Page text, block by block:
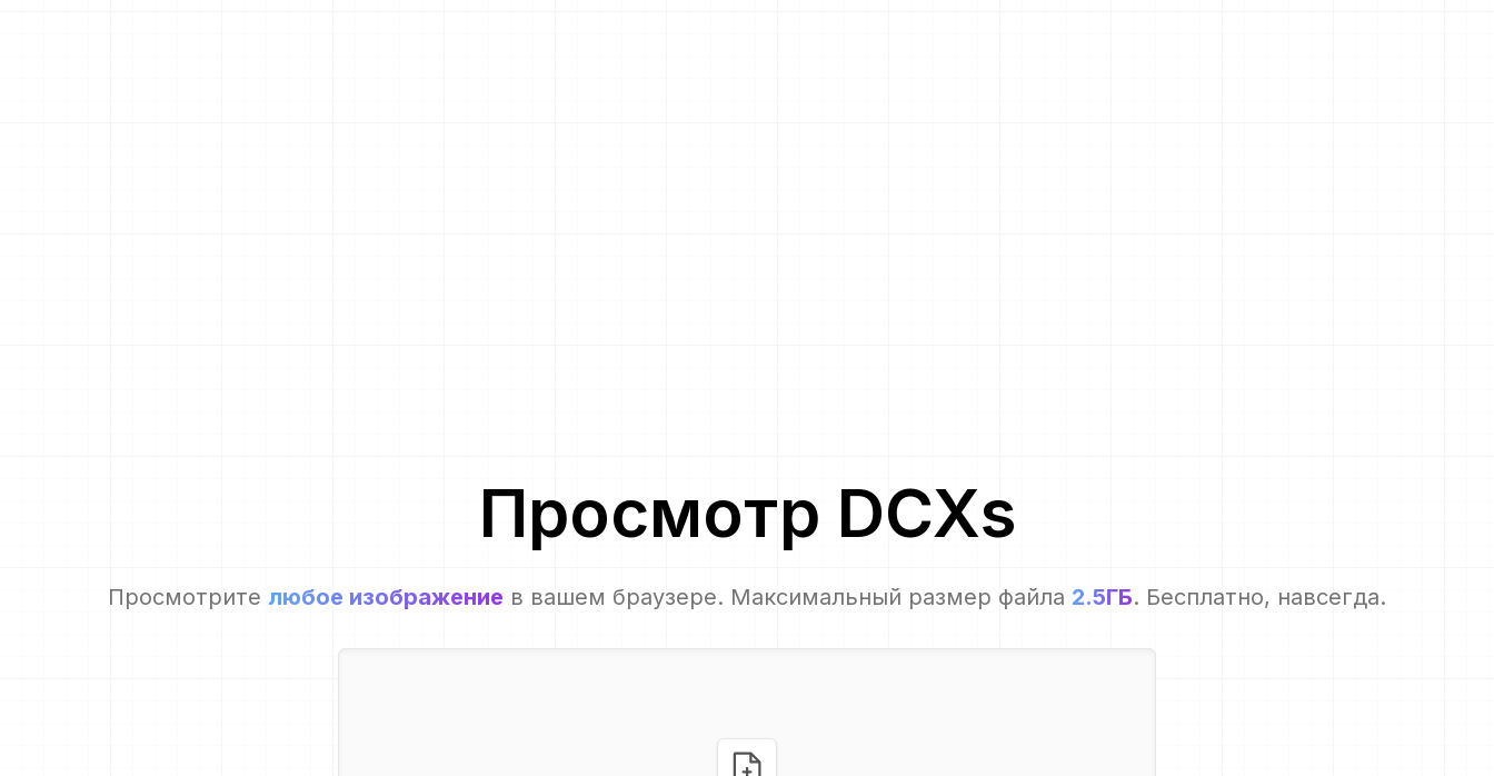
Просмотр DCXs
Просмотрите любое изображение в вашем браузере. Максимальный размер файла 2.5ГБ. Бесплатно, навсегда.